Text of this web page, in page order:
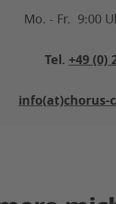
Mo. - Fr. 9:00
Tel. +49 (0)
info(at)chorus-